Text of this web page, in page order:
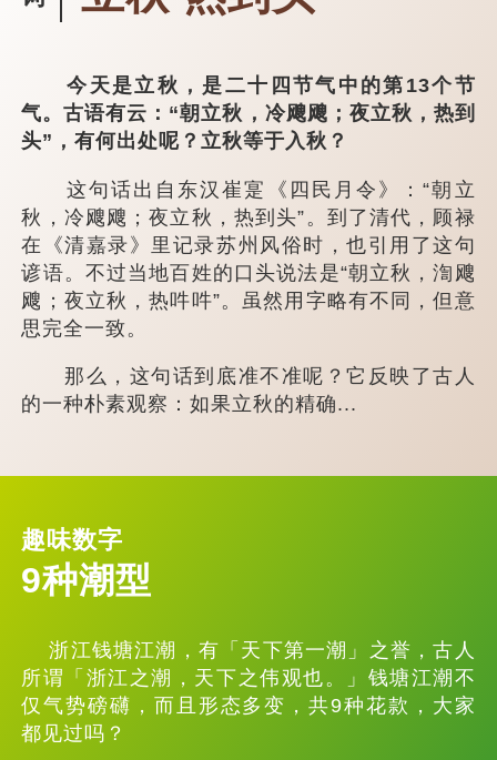
今天是立秋，是二十四节气中的第13个节
气。古语有云：“朝立秋，冷飕飕；夜立秋，热到
头”，有何出处呢？立秋等于入秋？
这句话出自东汉崔寔《四民月令》：“朝立
秋，冷飕飕；夜立秋，热到头”。到了清代，顾禄
在《清嘉录》里记录苏州风俗时，也引用了这句
谚语。不过当地百姓的口头说法是“朝立秋，渹飕
飕；夜立秋，热吽吽”。虽然用字略有不同，但意
思完全一致。
那么，这句话到底准不准呢？它反映了古人
的一种朴素观察：如果立秋的精确...
趣味数字
9种潮型
浙江钱塘江潮，有「天下第一潮」之誉，古人
所谓「浙江之潮，天下之伟观也。」钱塘江潮不
仅气势磅礴，而且形态多变，共9种花款，大家
都见过吗？